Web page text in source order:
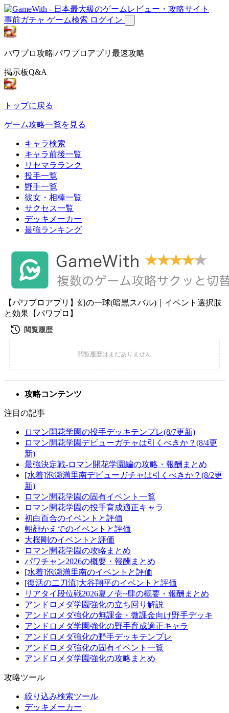
事前ガチャ ゲーム検索 ログイン
パワプロ攻略|パワプロアプリ最速攻略
掲示板Q&A
トップに戻る
ゲーム攻略一覧を見る
キャラ検索
キャラ前後一覧
リセマラランク
投手一覧
野手一覧
彼女・相棒一覧
サクセス一覧
デッキメーカー
最強ランキング
【パワプロアプリ】幻の一球(暗黒スバル)｜イベント選択肢
と効果【パワプロ】
攻略コンテンツ
注目の記事
ロマン開花学園の投手デッキテンプレ(8/7更新)
ロマン開花学園デビューガチャは引くべきか？(8/4更
新)
最強決定戦-ロマン開花学園編の攻略・報酬まとめ
[水着]泡瀬満里南デビューガチャは引くべきか？(8/2更
新)
ロマン開花学園の固有イベント一覧
ロマン開花学園の投手育成適正キャラ
初白百合のイベントと評価
朝顔かえでのイベントと評価
大桜剛のイベントと評価
ロマン開花学園の攻略まとめ
パワチャン2026の概要・報酬まとめ
[水着]泡瀬満里南のイベントと評価
[復活の二刀流]大谷翔平のイベントと評価
リアタイ段位戦2026夏ノ壱~肆の概要・報酬まとめ
アンドロメダ学園強化の立ち回り解説
アンドロメダ強化の無課金・微課金向け野手デッキ
アンドロメダ学園強化の野手育成適正キャラ
アンドロメダ強化の野手デッキテンプレ
アンドロメダ強化の固有イベント一覧
アンドロメダ学園強化の攻略まとめ
攻略ツール
絞り込み検索ツール
デッキメーカー